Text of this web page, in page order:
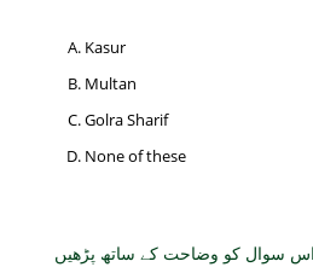
Kasur
Multan
Golra Sharif
None of these
اس سوال کو وضاحت کے ساتھ پڑھیں